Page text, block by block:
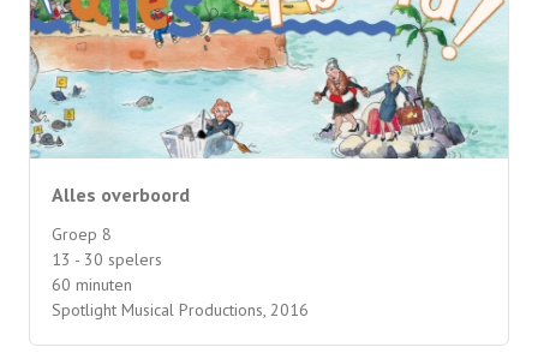
Alles overboord
Groep 8
13 - 30 spelers
60 minuten
Spotlight Musical Productions, 2016